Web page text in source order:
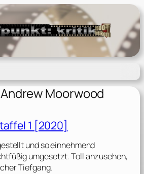
Andrew Moorwood
1 [2020]
und so einnehmend
umgesetzt. Toll anzusehen,
Tiefgang.